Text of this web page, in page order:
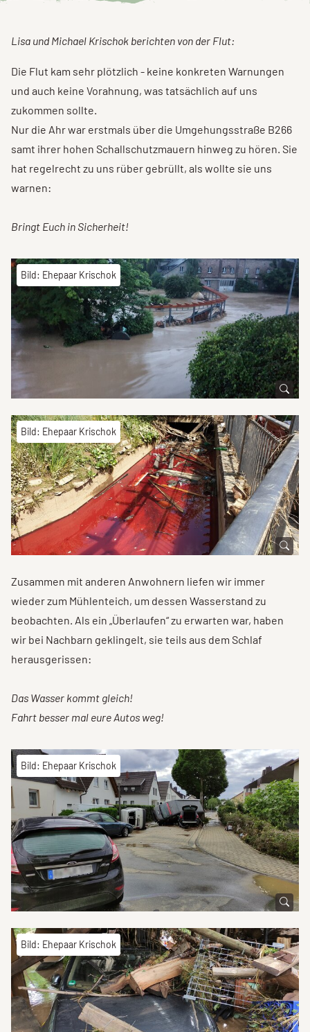
Lisa und Michael Krischok berichten von der Flut:
Die Flut kam sehr plötzlich - keine konkreten Warnungen
und auch keine Vorahnung, was tatsächlich auf uns
zukommen sollte.
Nur die Ahr war erstmals über die Umgehungsstraße B266
samt ihrer hohen Schallschutzmauern hinweg zu hören. Sie
hat regelrecht zu uns rüber gebrüllt, als wollte sie uns
warnen:
Bringt Euch in Sicherheit!
Bild: Ehepaar Krischok
Bild: Ehepaar Krischok
Zusammen mit anderen Anwohnern liefen wir immer
wieder zum Mühlenteich, um dessen Wasserstand zu
beobachten. Als ein „Überlaufen“ zu erwarten war, haben
wir bei Nachbarn geklingelt, sie teils aus dem Schlaf
herausgerissen:
Das Wasser kommt gleich!
Fahrt besser mal eure Autos weg!
Bild: Ehepaar Krischok
Bild: Ehepaar Krischok